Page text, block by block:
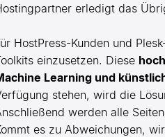
erledigt das
HostPress-Kunden und
einzusetzen. Diese
Learning und
stehen, wird die
werden alle
es zu Abweichungen,